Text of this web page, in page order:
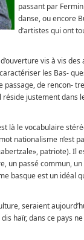
passant par
danse, ou encore
d’artistes qui ont
vis à vis
les Bas-
de rencon-
réside justement
là le vocabulaire
nationalisme n’est
patriote).
un passé commun,
basque est un idéal
seraient
haïr, dans ce pays